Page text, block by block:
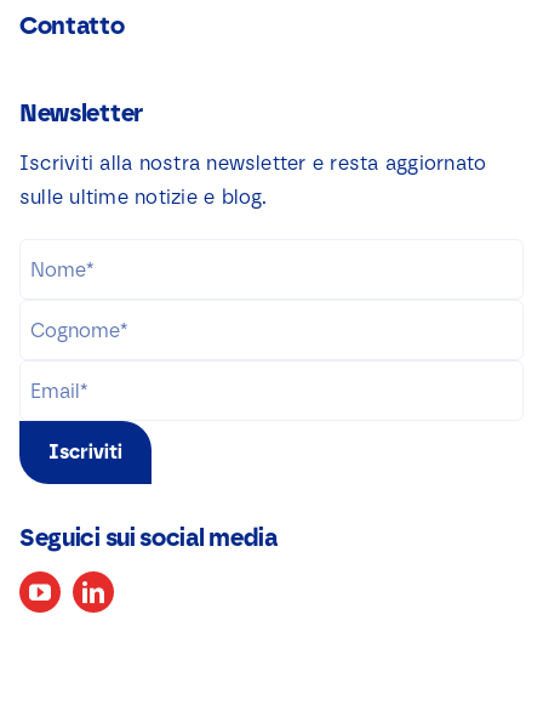
Contatto
Newsletter
Iscriviti alla nostra newsletter e resta aggiornato
sulle ultime notizie e blog.
Iscriviti
Seguici sui social media